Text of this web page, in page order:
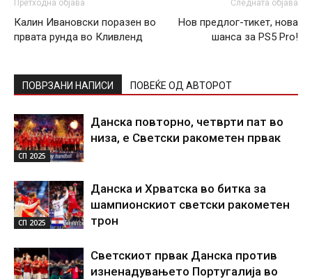
Претходна објава
Калин Ивановски поразен во
првата рунда во Кливленд
Следната објава
Нов предлог-тикет, нова
шанса за PS5 Pro!
ПОВРЗАНИ НАПИСИ ПОВЕЌЕ ОД АВТОРОТ
СП 2025
Данска повторно, четврти пат во
низа, е Светски ракометен првак
СП 2025
Данска и Хрватска во битка за
шампионскиот светски ракометен
трон
Светскиот првак Данска против
изненадувањето Португалија во